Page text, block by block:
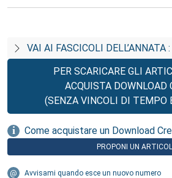
VAI AI FASCICOLI DELL’ANNATA :
PER SCARICARE GLI
ACQUISTA DOWNLOAD
(SENZA VINCOLI DI TEMPO
Come acquistare un Download
PROPONI UN
Avvisami quando esce un nuovo numero